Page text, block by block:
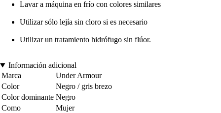
Lavar a máquina en frío con colores similares
Utilizar sólo lejía sin cloro si es necesario
Utilizar un tratamiento hidrófugo sin flúor.
Información adicional
Marca
Under Armour
Color
Negro / gris brezo
Color dominante Negro
Como
Mujer